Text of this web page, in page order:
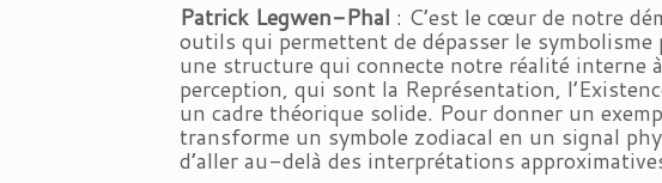
Patrick Legwen-Phal : C’est le cœur de notre
outils qui permettent de dépasser le
une structure qui connecte notre réalité interne
perception, qui sont la Représentation,
un cadre théorique solide. Pour donner un
transforme un symbole zodiacal en un signal
d’aller au-delà des interprétations